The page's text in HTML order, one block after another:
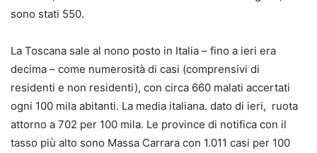
sono stati 550.
La Toscana sale al nono posto in Italia – fino a ieri era
decima – come numerosità di casi (comprensivi di
residenti e non residenti), con circa 660 malati accertati
ogni 100 mila abitanti. La media italiana. dato di ieri, ruota
attorno a 702 per 100 mila. Le province di notifica con il
tasso più alto sono Massa Carrara con 1.011 casi per 100